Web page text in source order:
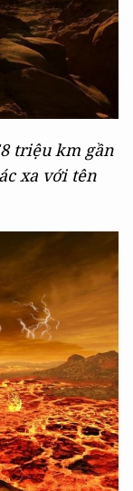
triệu km gần
xa với tên